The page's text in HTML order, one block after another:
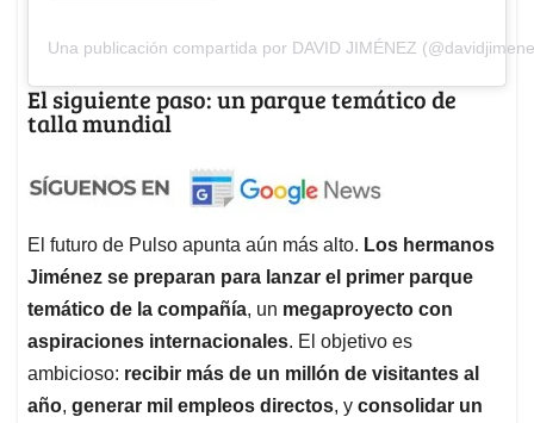
Una publicación compartida por DAVID JIMÉNEZ
El siguiente paso: un parque temático de
talla mundial
El futuro de Pulso apunta aún más alto. Los hermanos
Jiménez se preparan para lanzar el primer parque
temático de la compañía, un megaproyecto con
aspiraciones internacionales. El objetivo es
ambicioso: recibir más de un millón de visitantes al
año, generar mil empleos directos, y consolidar un